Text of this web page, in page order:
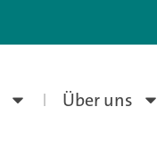
Über uns